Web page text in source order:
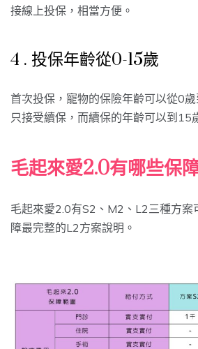
接線上投保，相當方便。
4 . 投保年齡從0-15歲
首次投保，寵物的保險年齡可以從0
只接受續保，而續保的年齡可以到15
毛起來愛2.0有哪些保
毛起來愛2.0有S2、M2、L2三種方案
障最完整的L2方案說明。